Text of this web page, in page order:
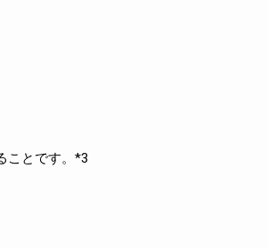
ことです。*3